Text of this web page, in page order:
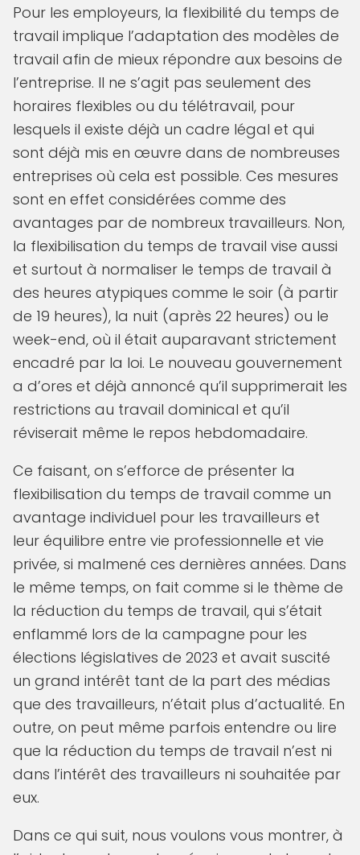
Pour les employeurs, la flexibilité du temps de
travail implique l’adaptation des modèles de
travail afin de mieux répondre aux besoins de
l’entreprise. Il ne s’agit pas seulement des
horaires flexibles ou du télétravail, pour
lesquels il existe déjà un cadre légal et qui
sont déjà mis en œuvre dans de nombreuses
entreprises où cela est possible. Ces mesures
sont en effet considérées comme des
avantages par de nombreux travailleurs. Non,
la flexibilisation du temps de travail vise aussi
et surtout à normaliser le temps de travail à
des heures atypiques comme le soir (à partir
de 19 heures), la nuit (après 22 heures) ou le
week-end, où il était auparavant strictement
encadré par la loi. Le nouveau gouvernement
a d’ores et déjà annoncé qu’il supprimerait les
restrictions au travail dominical et qu’il
réviserait même le repos hebdomadaire.
Ce faisant, on s’efforce de présenter la
flexibilisation du temps de travail comme un
avantage individuel pour les travailleurs et
leur équilibre entre vie professionnelle et vie
privée, si malmené ces dernières années. Dans
le même temps, on fait comme si le thème de
la réduction du temps de travail, qui s’était
enflammé lors de la campagne pour les
élections législatives de 2023 et avait suscité
un grand intérêt tant de la part des médias
que des travailleurs, n’était plus d’actualité. En
outre, on peut même parfois entendre ou lire
que la réduction du temps de travail n’est ni
dans l’intérêt des travailleurs ni souhaitée par
eux.
Dans ce qui suit, nous voulons vous montrer, à